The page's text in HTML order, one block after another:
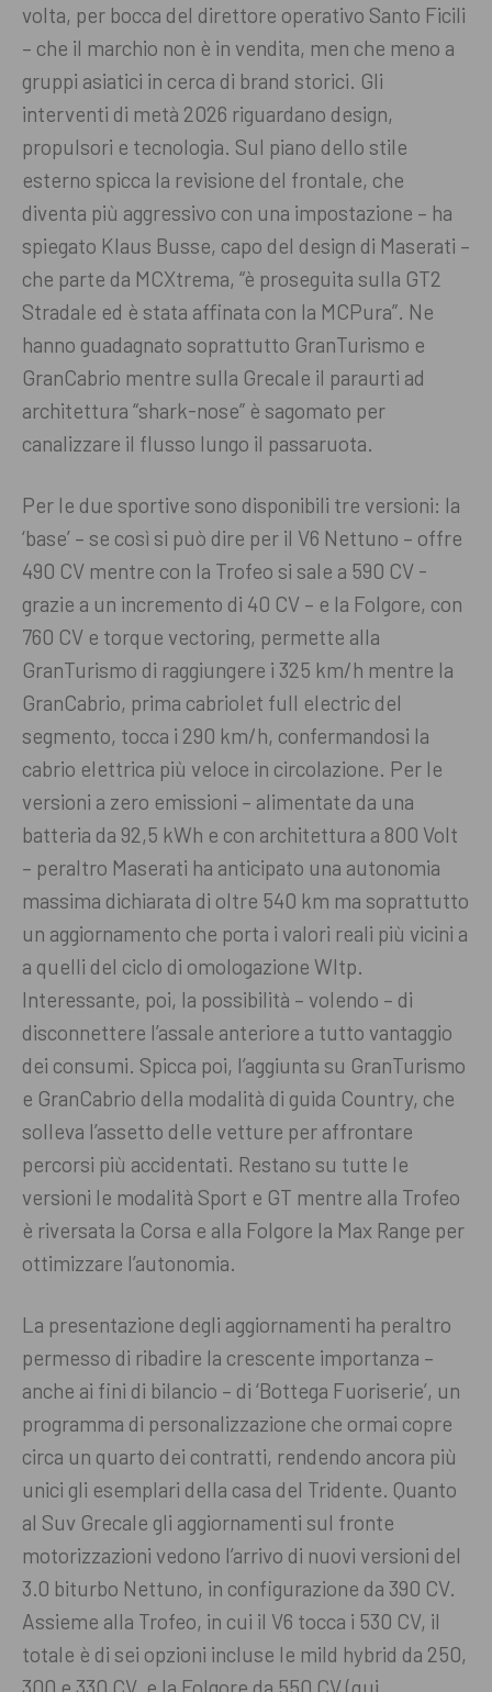
volta, per bocca del direttore operativo Santo Ficili
– che il marchio non è in vendita, men che meno a
gruppi asiatici in cerca di brand storici. Gli
interventi di metà 2026 riguardano design,
propulsori e tecnologia. Sul piano dello stile
esterno spicca la revisione del frontale, che
diventa più aggressivo con una impostazione – ha
spiegato Klaus Busse, capo del design di Maserati –
che parte da MCXtrema, “è proseguita sulla GT2
Stradale ed è stata affinata con la MCPura”. Ne
hanno guadagnato soprattutto GranTurismo e
GranCabrio mentre sulla Grecale il paraurti ad
architettura “shark-nose” è sagomato per
canalizzare il flusso lungo il passaruota.
Per le due sportive sono disponibili tre versioni: la
‘base’ – se così si può dire per il V6 Nettuno – offre
490 CV mentre con la Trofeo si sale a 590 CV -
grazie a un incremento di 40 CV – e la Folgore, con
760 CV e torque vectoring, permette alla
GranTurismo di raggiungere i 325 km/h mentre la
GranCabrio, prima cabriolet full electric del
segmento, tocca i 290 km/h, confermandosi la
cabrio elettrica più veloce in circolazione. Per le
versioni a zero emissioni – alimentate da una
batteria da 92,5 kWh e con architettura a 800 Volt
– peraltro Maserati ha anticipato una autonomia
massima dichiarata di oltre 540 km ma soprattutto
un aggiornamento che porta i valori reali più vicini a
a quelli del ciclo di omologazione Wltp.
Interessante, poi, la possibilità – volendo – di
disconnettere l’assale anteriore a tutto vantaggio
dei consumi. Spicca poi, l’aggiunta su GranTurismo
e GranCabrio della modalità di guida Country, che
solleva l’assetto delle vetture per affrontare
percorsi più accidentati. Restano su tutte le
versioni le modalità Sport e GT mentre alla Trofeo
è riversata la Corsa e alla Folgore la Max Range per
ottimizzare l’autonomia.
La presentazione degli aggiornamenti ha peraltro
permesso di ribadire la crescente importanza –
anche ai fini di bilancio – di ‘Bottega Fuoriserie’, un
programma di personalizzazione che ormai copre
circa un quarto dei contratti, rendendo ancora più
unici gli esemplari della casa del Tridente. Quanto
al Suv Grecale gli aggiornamenti sul fronte
motorizzazioni vedono l’arrivo di nuovi versioni del
3.0 biturbo Nettuno, in configurazione da 390 CV.
Assieme alla Trofeo, in cui il V6 tocca i 530 CV, il
totale è di sei opzioni incluse le mild hybrid da 250,
300 e 330 CV, e la Folgore da 550 CV (qui